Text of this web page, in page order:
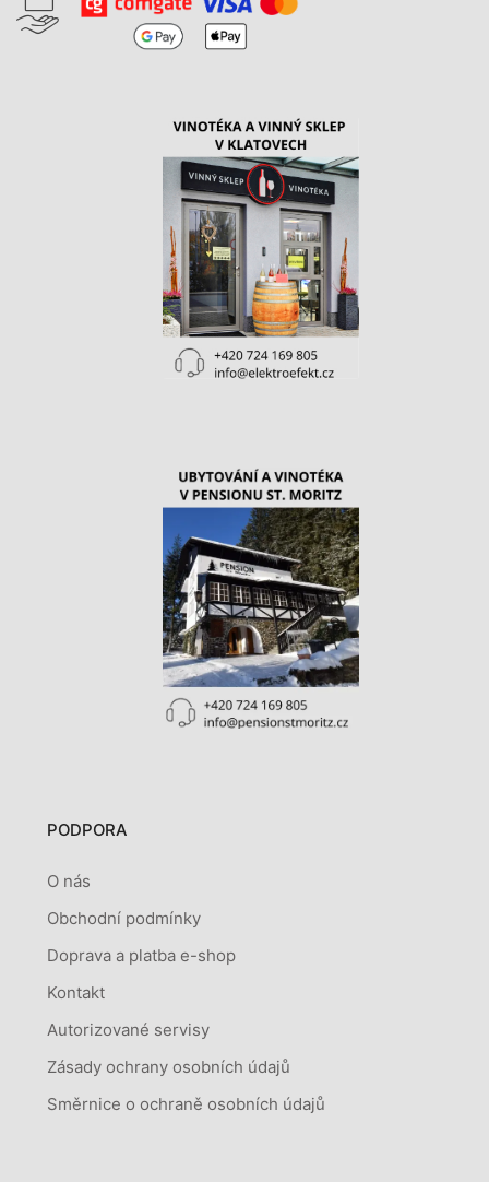
PODPORA
O nás
Obchodní podmínky
Doprava a platba e-shop
Kontakt
Autorizované servisy
Zásady ochrany osobních údajů
Směrnice o ochraně osobních údajů